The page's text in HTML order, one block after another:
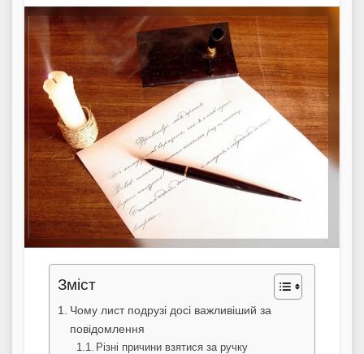
Зміст
Чому лист подрузі досі важливіший за
повідомлення
Різні причини взятися за ручку